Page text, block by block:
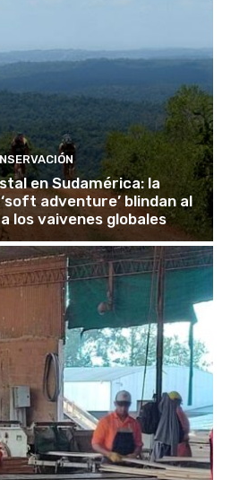
en Sudamérica: la
adventure’ blindan al
los vaivenes globales